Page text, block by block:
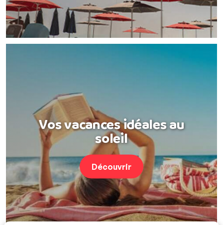
Vos vacances idéales au
soleil
Découvrir